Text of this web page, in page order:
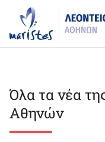
main
content
Όλα τα νέα
Αθηνών